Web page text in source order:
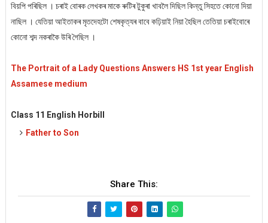
বিয়পি পৰিছিল । চৰাই বোৰক লেখকৰ মাকে ৰুটিৰ টুকুৰা খাবলৈ দিছিল কিন্তু সিহতে কোনো দিয়া
নাছিল । যেতিয়া আইতাকৰ মৃতদেহটো শেষকৃত্যৰ বাবে কঢ়িয়াই নিয়া হৈছিল তেতিয়া চৰাইবোৰে
কোনো শব্দ নকৰাকৈ উৰি গৈছিল ।
The Portrait of a Lady Questions Answers HS 1st year English
Assamese medium
Class 11 English Horbill
Father to Son
Share This: